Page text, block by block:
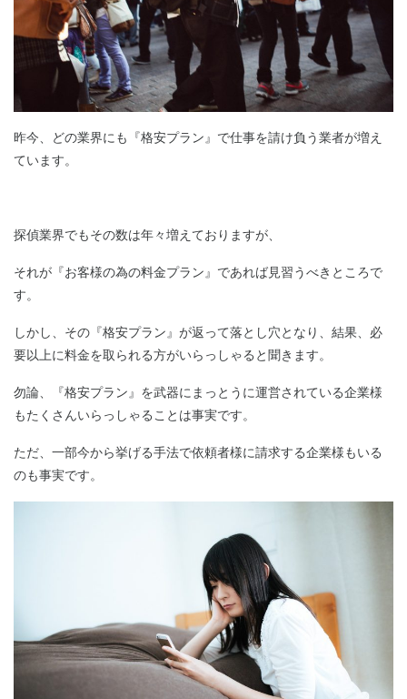
昨今、どの業界にも『格安プラン』で仕事を請け負う業者が増え
ています。
探偵業界でもその数は年々増えておりますが、
それが『お客様の為の料金プラン』であれば見習うべきところで
す。
しかし、その『格安プラン』が返って落とし穴となり、結果、必
要以上に料金を取られる方がいらっしゃると聞きます。
勿論、『格安プラン』を武器にまっとうに運営されている企業様
もたくさんいらっしゃることは事実です。
ただ、一部今から挙げる手法で依頼者様に請求する企業様もいる
のも事実です。